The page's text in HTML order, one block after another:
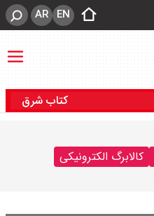
EN
AR
کتاب شرق
کالابرگ الکترونیکی